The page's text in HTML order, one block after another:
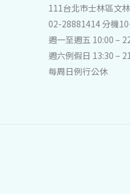
111台北市士林區文
02-28881414 分機
週一至週五 10:00 –
週六例假日 13:30 –
每周日例行公休